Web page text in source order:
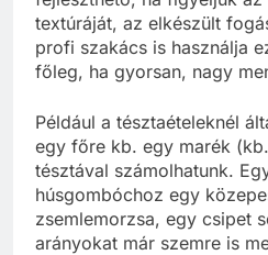
textúráját, az elkészült
profi szakács is használja
főleg, ha gyorsan, nagy
Például a tésztaételeknél
egy főre kb. egy marék
tésztával számolhatunk.
húsgombóchoz egy
zsemlemorzsa, egy csipet
arányokat már szemre is